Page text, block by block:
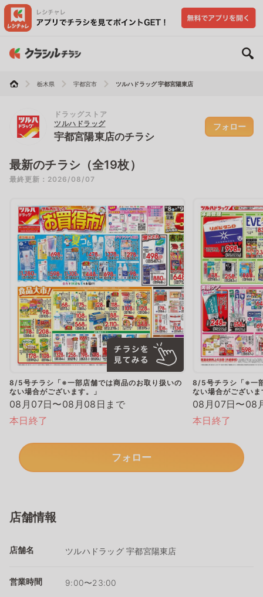
栃木県 宇都宮市 ツルハドラッグ 宇都宮陽東店
ドラッグストア
ツルハドラッグ
宇都宮陽東店のチラシ
フォロー
最新のチラシ（全19枚）
最終更新：2026/08/07
8/5号チラシ「※一部店舗では商品のお取り扱いの
ない場合がございます。」
08月07日〜08月08日まで
本日終了
8/5号チラシ「※一
ない場合がございま
08月07日〜08
本日終了
フォロー
店舗情報
店舗名 ツルハドラッグ 宇都宮陽東店
営業時間 9:00〜23:00